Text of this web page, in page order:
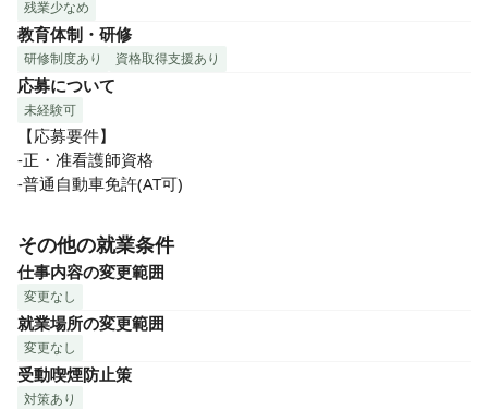
残業少なめ
教育体制・研修
研修制度あり 資格取得支援あり
応募について
未経験可
【応募要件】
-正・准看護師資格
-普通自動車免許(AT可)
その他の就業条件
仕事内容の変更範囲
変更なし
就業場所の変更範囲
変更なし
受動喫煙防止策
対策あり